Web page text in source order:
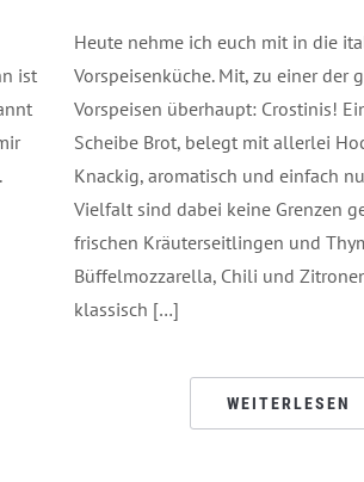
ist
Heute nehme ich euch mit in die
Vorspeisenküche. Mit, zu einer der
Vorspeisen überhaupt: Crostinis!
Scheibe Brot, belegt mit allerlei
Knackig, aromatisch und einfach
Vielfalt sind dabei keine Grenzen
frischen Kräuterseitlingen und
Büffelmozzarella, Chili und
klassisch […]
WEITERLESEN